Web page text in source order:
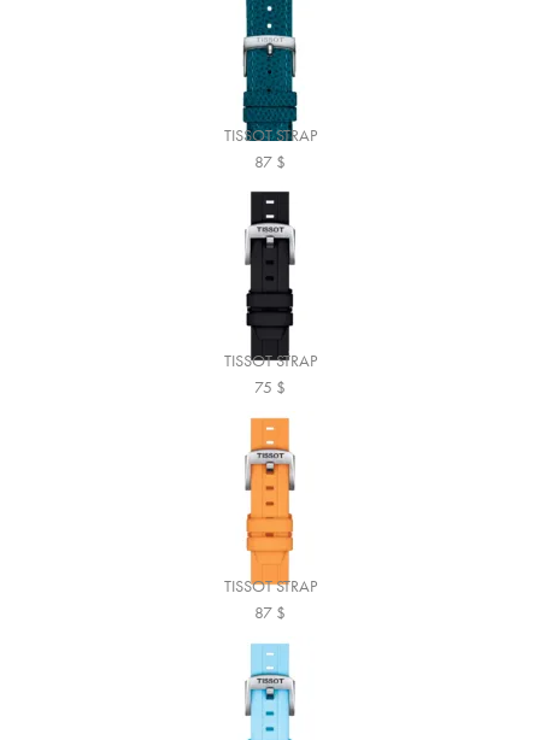
TISSOT STRAP
87 $
TISSOT STRAP
75 $
TISSOT STRAP
87 $